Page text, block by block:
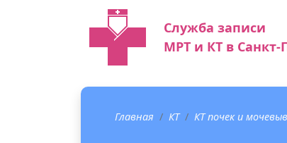
Служба записи
МРТ и КТ в Санкт-
Главная КТ КТ почек и